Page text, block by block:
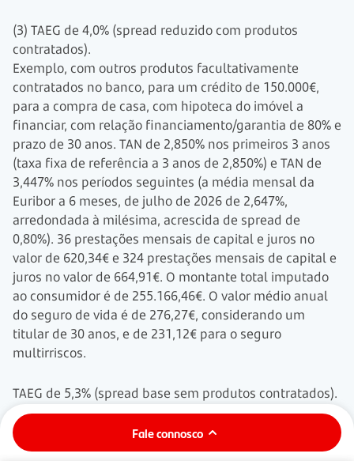
Fale connosco
(3) TAEG de 4,0% (spread reduzido com produtos
contratados).
Exemplo, com outros produtos facultativamente
contratados no banco, para um crédito de 150.000€,
para a compra de casa, com hipoteca do imóvel a
financiar, com relação financiamento/garantia de 80% e
prazo de 30 anos. TAN de 2,850% nos primeiros 3 anos
(taxa fixa de referência a 3 anos de 2,850%) e TAN de
3,447% nos períodos seguintes (a média mensal da
Euribor a 6 meses, de julho de 2026 de 2,647%,
arredondada à milésima, acrescida de spread de
0,80%). 36 prestações mensais de capital e juros no
valor de 620,34€ e 324 prestações mensais de capital e
juros no valor de 664,91€. O montante total imputado
ao consumidor é de 255.166,46€. O valor médio anual
do seguro de vida é de 276,27€, considerando um
titular de 30 anos, e de 231,12€ para o seguro
multirriscos.
TAEG de 5,3% (spread base sem produtos contratados).
Exemplo para um crédito de 150.000€, para a compra
de casa, com hipoteca do imóvel a financiar, com
relação financiamento/garantia de 80% e prazo de 30